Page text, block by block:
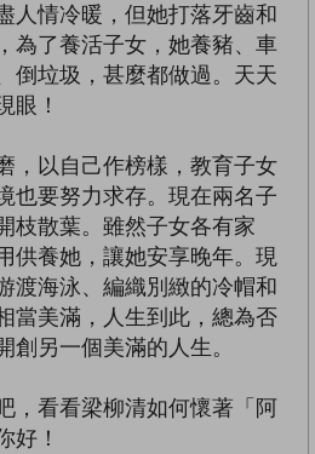
人情冷暖，但她打落牙齒和
為了養活子女，她養豬、車
倒垃圾，甚麼都做過。天天
眼！
，以自己作榜樣，教育子女
也要努力求存。現在兩名子
枝散葉。雖然子女各有家
供養她，讓她安享晚年。現
渡海泳、編織別緻的冷帽和
當美滿，人生到此，總為否
創另一個美滿的人生。
，看看梁柳清如何懷著「阿
好！